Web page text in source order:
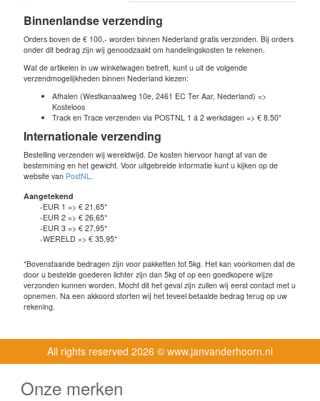
Binnenlandse verzending
Orders boven de € 100,- worden binnen Nederland gratis verzonden. Bij orders
onder dit bedrag zijn wij genoodzaakt om handelingskosten te rekenen.
Wat de artikelen in uw winkelwagen betreft, kunt u uit de volgende
verzendmogelijkheden binnen Nederland kiezen:
Afhalen (Westkanaalweg 10e, 2461 EC Ter Aar, Nederland) =>
Kosteloos
Track en Trace verzenden via POSTNL 1 á 2 werkdagen => € 8.50*
Internationale verzending
Bestelling verzenden wij wereldwijd. De kosten hiervoor hangt af van de
bestemming en het gewicht. Voor uitgebreide informatie kunt u kijken op de
website van PostNL
Aangetekend
-EUR 1 => € 21,65*
-EUR 2 => € 26,65*
-EUR 3 => € 27,95*
-WERELD => € 35,95*
*Bovenstaande bedragen zijn voor pakketten tot 5kg. Het kan voorkomen dat de
door u bestelde goederen lichter zijn dan 5kg of op een goedkopere wijze
verzonden kunnen worden. Mocht dit het geval zijn zullen wij eerst contact met u
opnemen. Na een akkoord storten wij het teveel betaalde bedrag terug op uw
rekening.
All rights reserved 2026 © www.janvanderhoorn.nl
Onze merken